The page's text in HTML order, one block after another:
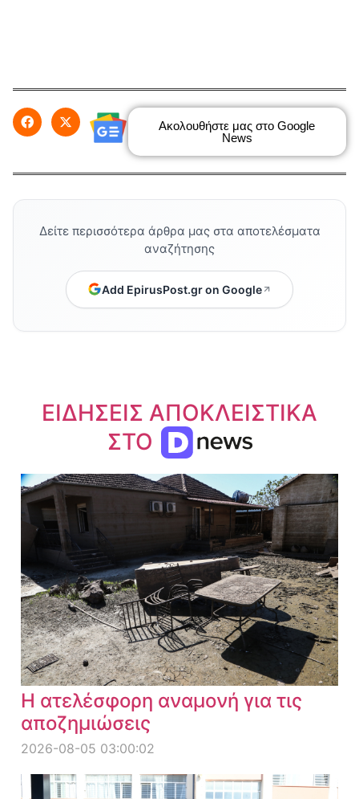
Ακολουθήστε μας στο Google
News
Δείτε περισσότερα άρθρα μας στα αποτελέσματα
αναζήτησης
Add EpirusPost.gr on Google
ΕΙΔΗΣΕΙΣ ΑΠΟΚΛΕΙΣΤΙΚΑ
ΣΤΟ
Η ατελέσφορη αναμονή για τις
αποζημιώσεις
2026-08-05 03:00:02